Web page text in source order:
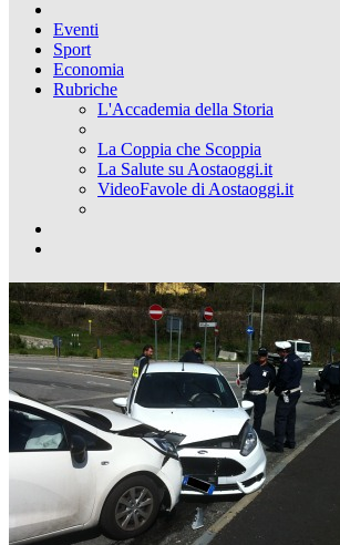
Eventi
Sport
Economia
Rubriche
L'Accademia della Storia
La Coppia che Scoppia
La Salute su Aostaoggi.it
VideoFavole di Aostaoggi.it